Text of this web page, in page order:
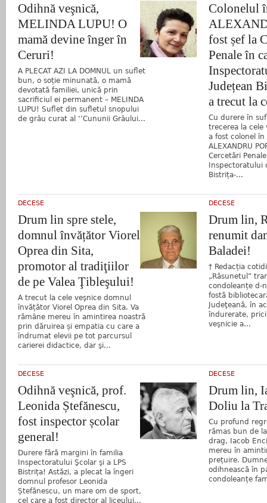
Odihnă veşnică,
MELINDA LUPU! O
mamă devine înger în
Ceruri!
A PLECAT AZI LA DOMNUL un suflet
bun, o soție minunată, o mamă
devotată familiei, unică prin
sacrificiul ei permanent – MELINDA
LUPU! Suflet din sufletul snopului
de grâu curat al ‘’Cununii Grâului...
Colonelul
fost șef la
Penale în
Județean
a trecut la
Cu durere în
trecerea la cele
a fost colonel
ALEXANDRU
Cercetări
Inspectoratului
Bistrița-...
DECESE
Drum lin spre stele,
domnul învățător Viorel
Oprea din Sita,
promotor al tradiţiilor
de pe Valea Ţibleşului!
A trecut la cele veşnice domnul
învățător Viorel Oprea din Sita. Va
rămâne mereu în amintirea noastră
prin dăruirea și empatia cu care a
îndrumat elevii pe tot parcursul
carierei didactice, dar şi...
DECESE
Drum lin,
renumit
Baladei!
† Redacția
„Răsunetul”
condoleanțe d-
fostă
Judeţeană, în
îndurerate,
veşnicie a...
DECESE
Odihnă veşnică, prof.
Leonida Ștefănescu,
fost inspector școlar
general!
Durere fără margini în familia
Inspectoratului Şcolar şi a LPS
Bistrița! Astăzi, a plecat la îngeri
domnul profesor Leonida
Ștefănescu, un mare om de sport,
cel care a fost director al liceului...
DECESE
Drum lin,
Doliu la
Cu profund
rămas bun de
drag, Iacob
mereu în
prețuire.
odihnească în
condoleanțe